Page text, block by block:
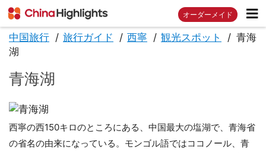
オーダーメイド
中国旅行 旅行ガイド 西寧 観光スポット
青海
湖
青海湖
西寧の西150キロのところにある、中国最大の塩湖で、青海省
の省名の由来になっている。モンゴル語ではココノール、青